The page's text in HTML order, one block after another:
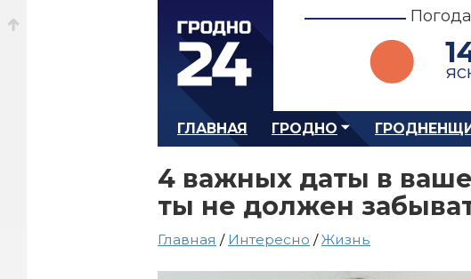
ГЛАВНАЯ ГРОДНО
4 важных даты в
ты не должен
Главная / Интересно /Жизнь